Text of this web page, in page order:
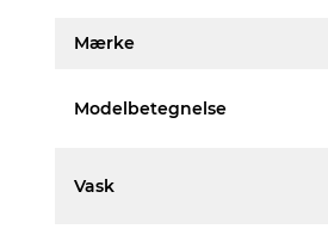
Mærke
Modelbetegnelse
Vask